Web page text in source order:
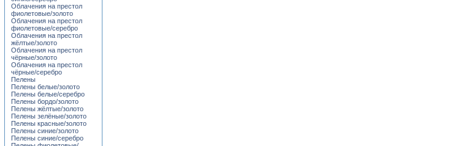
Облачения на престол
фиолетовые/золото
Облачения на престол
фиолетовые/серебро
Облачения на престол
жёлтые/золото
Облачения на престол
чёрные/золото
Облачения на престол
чёрные/серебро
Пелены
Пелены белые/золото
Пелены белые/серебро
Пелены бордо/золото
Пелены жёлтые/золото
Пелены зелёные/золото
Пелены красные/золото
Пелены синие/золото
Пелены синие/серебро